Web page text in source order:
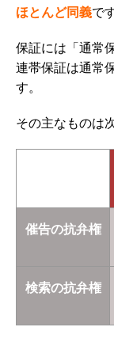
ほとんど同義で
保証には「通常
連帯保証は通常
す。
その主なものは
催告の抗弁権
検索の抗弁権